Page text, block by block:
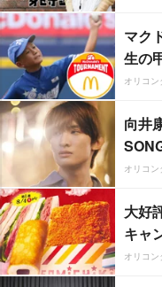
マク
生の
オリコ
向井
オリコ
大好
キャ
オリコ